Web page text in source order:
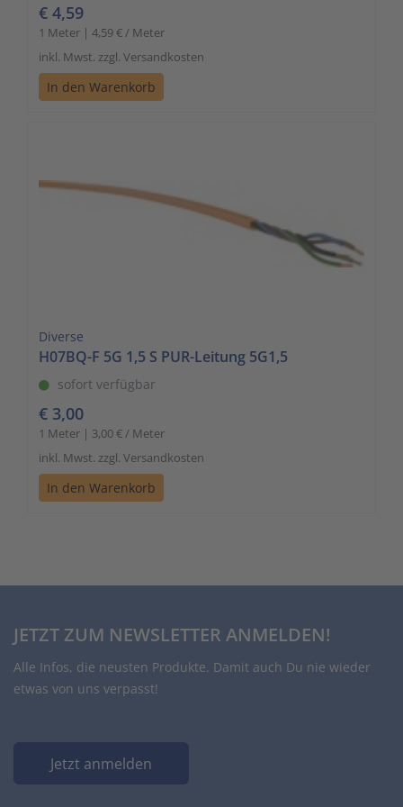
€ 4,59
1 Meter | 4,59 € / Meter
inkl. Mwst. zzgl. Versandkosten
In den Warenkorb
Diverse
H07BQ-F 5G 1,5 S PUR-Leitung 5G1,5
sofort verfügbar
€ 3,00
1 Meter | 3,00 € / Meter
inkl. Mwst. zzgl. Versandkosten
In den Warenkorb
JETZT ZUM NEWSLETTER ANMELDEN!
Alle Infos, die neusten Produkte. Damit auch Du nie wieder
etwas von uns verpasst!
Jetzt anmelden